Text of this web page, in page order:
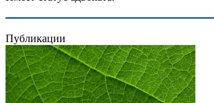
Публикации